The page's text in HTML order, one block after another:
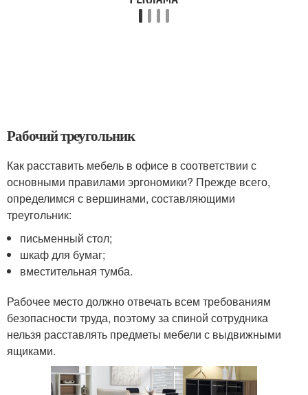
Рабочий треугольник
Как расставить мебель в офисе в соответствии с
основными правилами эргономики? Прежде всего,
определимся с вершинами, составляющими
треугольник:
письменный стол;
шкаф для бумаг;
вместительная тумба.
Рабочее место должно отвечать всем требованиям
безопасности труда, поэтому за спиной сотрудника
нельзя расставлять предметы мебели с выдвижными
ящиками.